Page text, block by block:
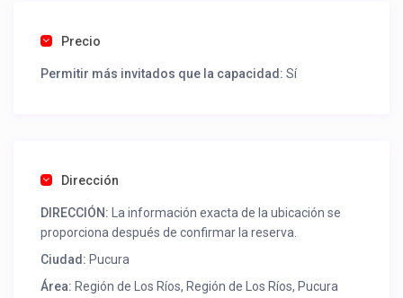
Significado:
asociado a leyendas de piedras estelares.
Precio
Permitir más invitados que la capacidad:Sí
Dirección
DIRECCIÓN: La información exacta de la ubicación se
proporciona después de confirmar la reserva.
Ciudad: Pucura
Área: Región de Los Ríos, Región de Los Ríos, Pucura